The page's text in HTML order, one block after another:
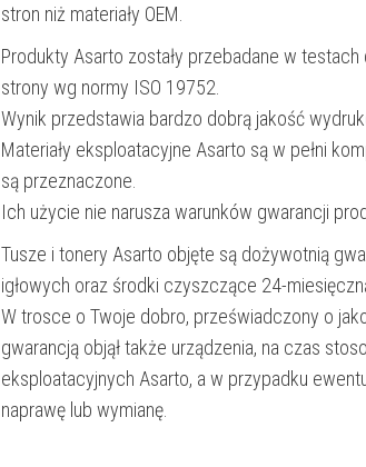
stron niż materiały OEM.
Produkty Asarto zostały przebadane w
strony wg normy ISO 19752.
Wynik przedstawia bardzo dobrą jakość
Materiały eksploatacyjne Asarto są w pełni
są przeznaczone.
Ich użycie nie narusza warunków gwarancji
Tusze i tonery Asarto objęte są dożywotnią
igłowych oraz środki czyszczące 24-
W trosce o Twoje dobro, przeświadczony o
gwarancją objął także urządzenia, na czas
eksploatacyjnych Asarto, a w przypadku
naprawę lub wymianę.